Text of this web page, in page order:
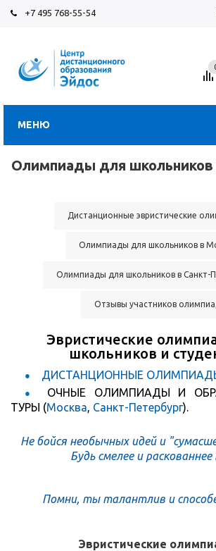
+7 495 768-55-54
МЕНЮ
Олимпиады для школьников
Дистанционные эвристические
Олимпиады для школьников в
Олимпиады для школьников в Санкт-
Отзывы участников
Эвристические
школьников и
ДИСТАНЦИОННЫЕ
ОЧНЫЕ ОЛИМПИАДЫ И
ТУРЫ (Москва, Санкт-Петербург).
Не бойся необычных идей и
Будь смелее и
Помни, ты талантлив и
Эвристические